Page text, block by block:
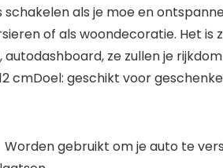
als je moe en
of als woondecoratie. Het
autodashboard, ze zullen je
cmDoel: geschikt voor
】 Worden gebruikt om je auto